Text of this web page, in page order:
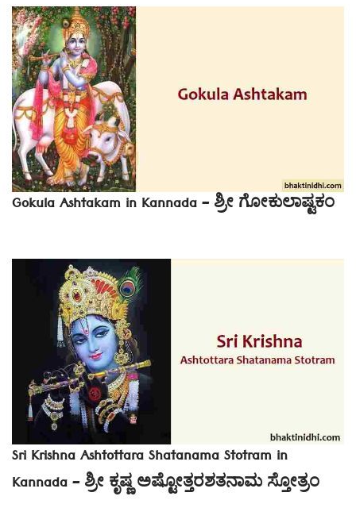
Gokula Ashtakam in Kannada – ಶ್ರೀ ಗೋಕುಲಾಷ್ಟಕಂ
Sri Krishna Ashtottara Shatanama Stotram in
Kannada – ಶ್ರೀ ಕೃಷ್ಣ ಅಷ್ಟೋತ್ತರಶತನಾಮ ಸ್ತೋತ್ರಂ